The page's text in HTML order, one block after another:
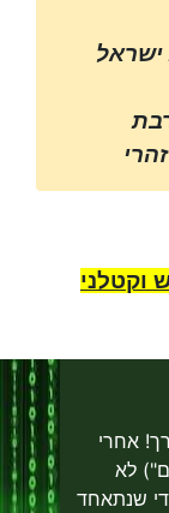
ישראל
וקטלני
אחרי
לא
שנתאחד